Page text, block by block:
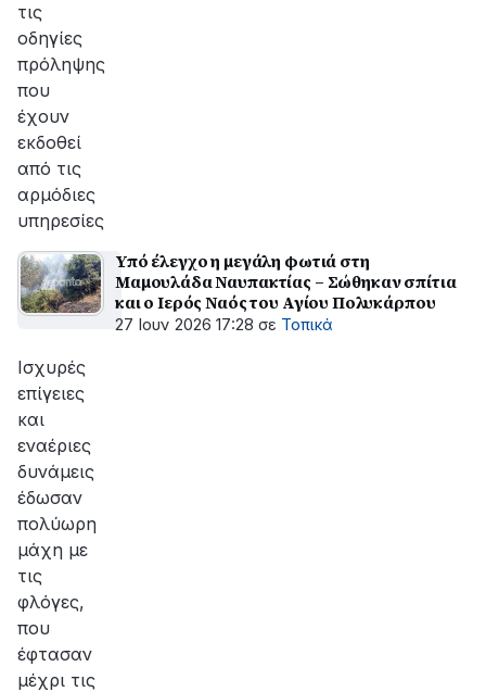
τις
οδηγίες
πρόληψης
που
έχουν
εκδοθεί
από τις
αρμόδιες
υπηρεσίες
Υπό έλεγχο η μεγάλη φωτιά στη
Μαμουλάδα Ναυπακτίας – Σώθηκαν σπίτια
και ο Ιερός Ναός του Αγίου Πολυκάρπου
27 Ιουν 2026 17:28 σε Τοπικά
Ισχυρές
επίγειες
και
εναέριες
δυνάμεις
έδωσαν
πολύωρη
μάχη με
τις
φλόγες,
που
έφτασαν
μέχρι τις